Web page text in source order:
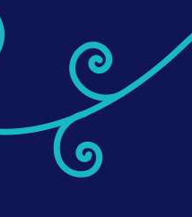
på enn vi har gjort i